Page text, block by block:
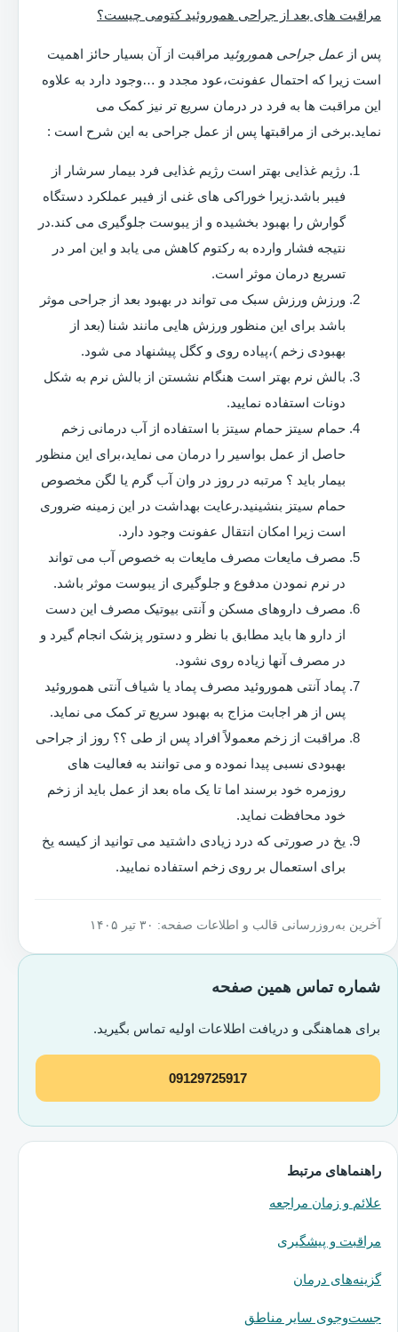
مراقبت های بعد از جراحی هموروئید کتومی چیست؟
پس از عمل جراحی هموروئید مراقبت از آن بسیار حائز اهمیت
است زیرا که احتمال عفونت،عود مجدد و …وجود دارد به علاوه
این مراقبت ها به فرد در درمان سریع تر نیز کمک می
نماید.برخی از مراقبتها پس از عمل جراحی به این شرح است :
رژیم غذایی بهتر است رژیم غذایی فرد بیمار سرشار از
فیبر باشد.زیرا خوراکی های غنی از فیبر عملکرد دستگاه
گوارش را بهبود بخشیده و از یبوست جلوگیری می کند.در
نتیجه فشار وارده به رکتوم کاهش می یابد و این امر در
تسریع درمان موثر است.
ورزش ورزش سبک می تواند در بهبود بعد از جراحی موثر
باشد برای این منظور ورزش هایی مانند شنا (بعد از
بهبودی زخم )،پیاده روی و کگل پیشنهاد می شود.
بالش نرم بهتر است هنگام نشستن از بالش نرم به شکل
دونات استفاده نمایید.
حمام سیتز حمام سیتز با استفاده از آب درمانی زخم
حاصل از عمل بواسیر را درمان می نماید،برای این منظور
بیمار باید ؟ مرتبه در روز در وان آب گرم یا لگن مخصوص
حمام سیتز بنشینید.رعایت بهداشت در این زمینه ضروری
است زیرا امکان انتقال عفونت وجود دارد.
مصرف مایعات مصرف مایعات به خصوص آب می تواند
در نرم نمودن مدفوع و جلوگیری از یبوست موثر باشد.
مصرف داروهای مسکن و آنتی بیوتیک مصرف این دست
از دارو ها باید مطابق با نظر و دستور پزشک انجام گیرد و
در مصرف آنها زیاده روی نشود.
پماد آنتی هموروئید مصرف پماد یا شیاف آنتی هموروئید
پس از هر اجابت مزاج به بهبود سریع تر کمک می نماید.
مراقبت از زخم معمولاً افراد پس از طی ؟؟ روز از جراحی
بهبودی نسبی پیدا نموده و می توانند به فعالیت های
روزمره خود برسند اما تا یک ماه بعد از عمل باید از زخم
خود محافظت نماید.
یخ در صورتی که درد زیادی داشتید می توانید از کیسه یخ
برای استعمال بر روی زخم استفاده نمایید.
آخرین به‌روزرسانی قالب و اطلاعات صفحه: ۳۰ تیر ۱۴۰۵
شماره تماس همین صفحه
برای هماهنگی و دریافت اطلاعات اولیه تماس بگیرید.
09129725917
راهنماهای مرتبط
علائم و زمان مراجعه
مراقبت و پیشگیری
گزینه‌های درمان
جست‌وجوی سایر مناطق